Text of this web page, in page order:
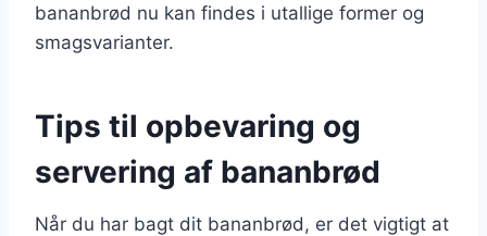
bananbrød nu kan findes i utallige former og
smagsvarianter.
Tips til opbevaring og
servering af bananbrød
Når du har bagt dit bananbrød, er det vigtigt at